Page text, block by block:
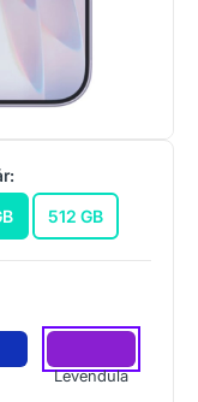
512 GB
Levendula